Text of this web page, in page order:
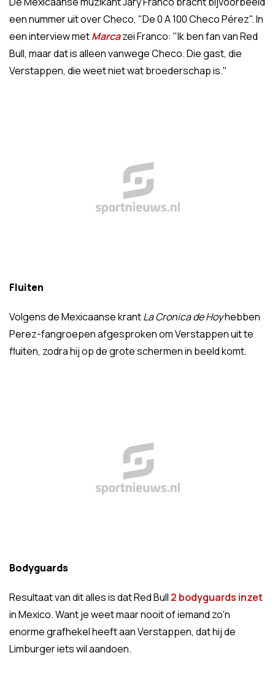
een nummer uit over Checo, "De 0 A 100 Checo Pérez". In
een interview metMarcazei Franco: "Ik ben fan van Red
Bull, maar dat is alleen vanwege Checo. Die gast, die
Verstappen, die weet niet wat broederschap is."
Fluiten
Volgens de Mexicaanse krantLa Cronica de Hoyhebben
Perez-fangroepen afgesproken om Verstappen uit te
fluiten, zodra hij op de grote schermen in beeld komt.
Bodyguards
Resultaat van dit alles is dat Red Bull 2 bodyguards inzet
in Mexico. Want je weet maar nooit of iemand zo'n
enorme grafhekel heeft aan Verstappen, dat hij de
Limburger iets wil aandoen.